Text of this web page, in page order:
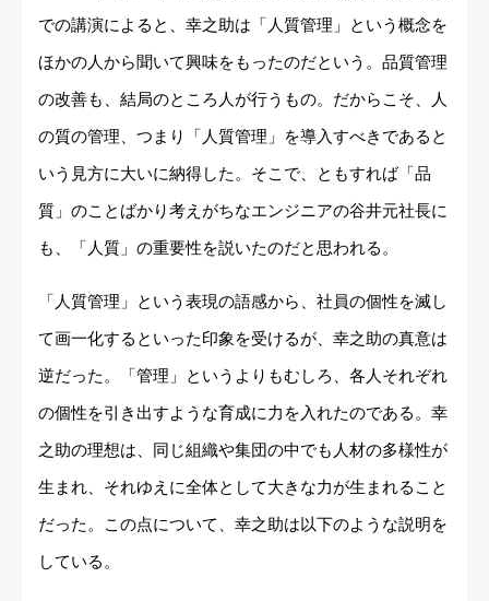
での講演によると、幸之助は「人質管理」という概念を
ほかの人から聞いて興味をもったのだという。品質管理
の改善も、結局のところ人が行うもの。だからこそ、人
の質の管理、つまり「人質管理」を導入すべきであると
いう見方に大いに納得した。そこで、ともすれば「品
質」のことばかり考えがちなエンジニアの谷井元社長に
も、「人質」の重要性を説いたのだと思われる。
「人質管理」という表現の語感から、社員の個性を滅し
て画一化するといった印象を受けるが、幸之助の真意は
逆だった。「管理」というよりもむしろ、各人それぞれ
の個性を引き出すような育成に力を入れたのである。幸
之助の理想は、同じ組織や集団の中でも人材の多様性が
生まれ、それゆえに全体として大きな力が生まれること
だった。この点について、幸之助は以下のような説明を
している。